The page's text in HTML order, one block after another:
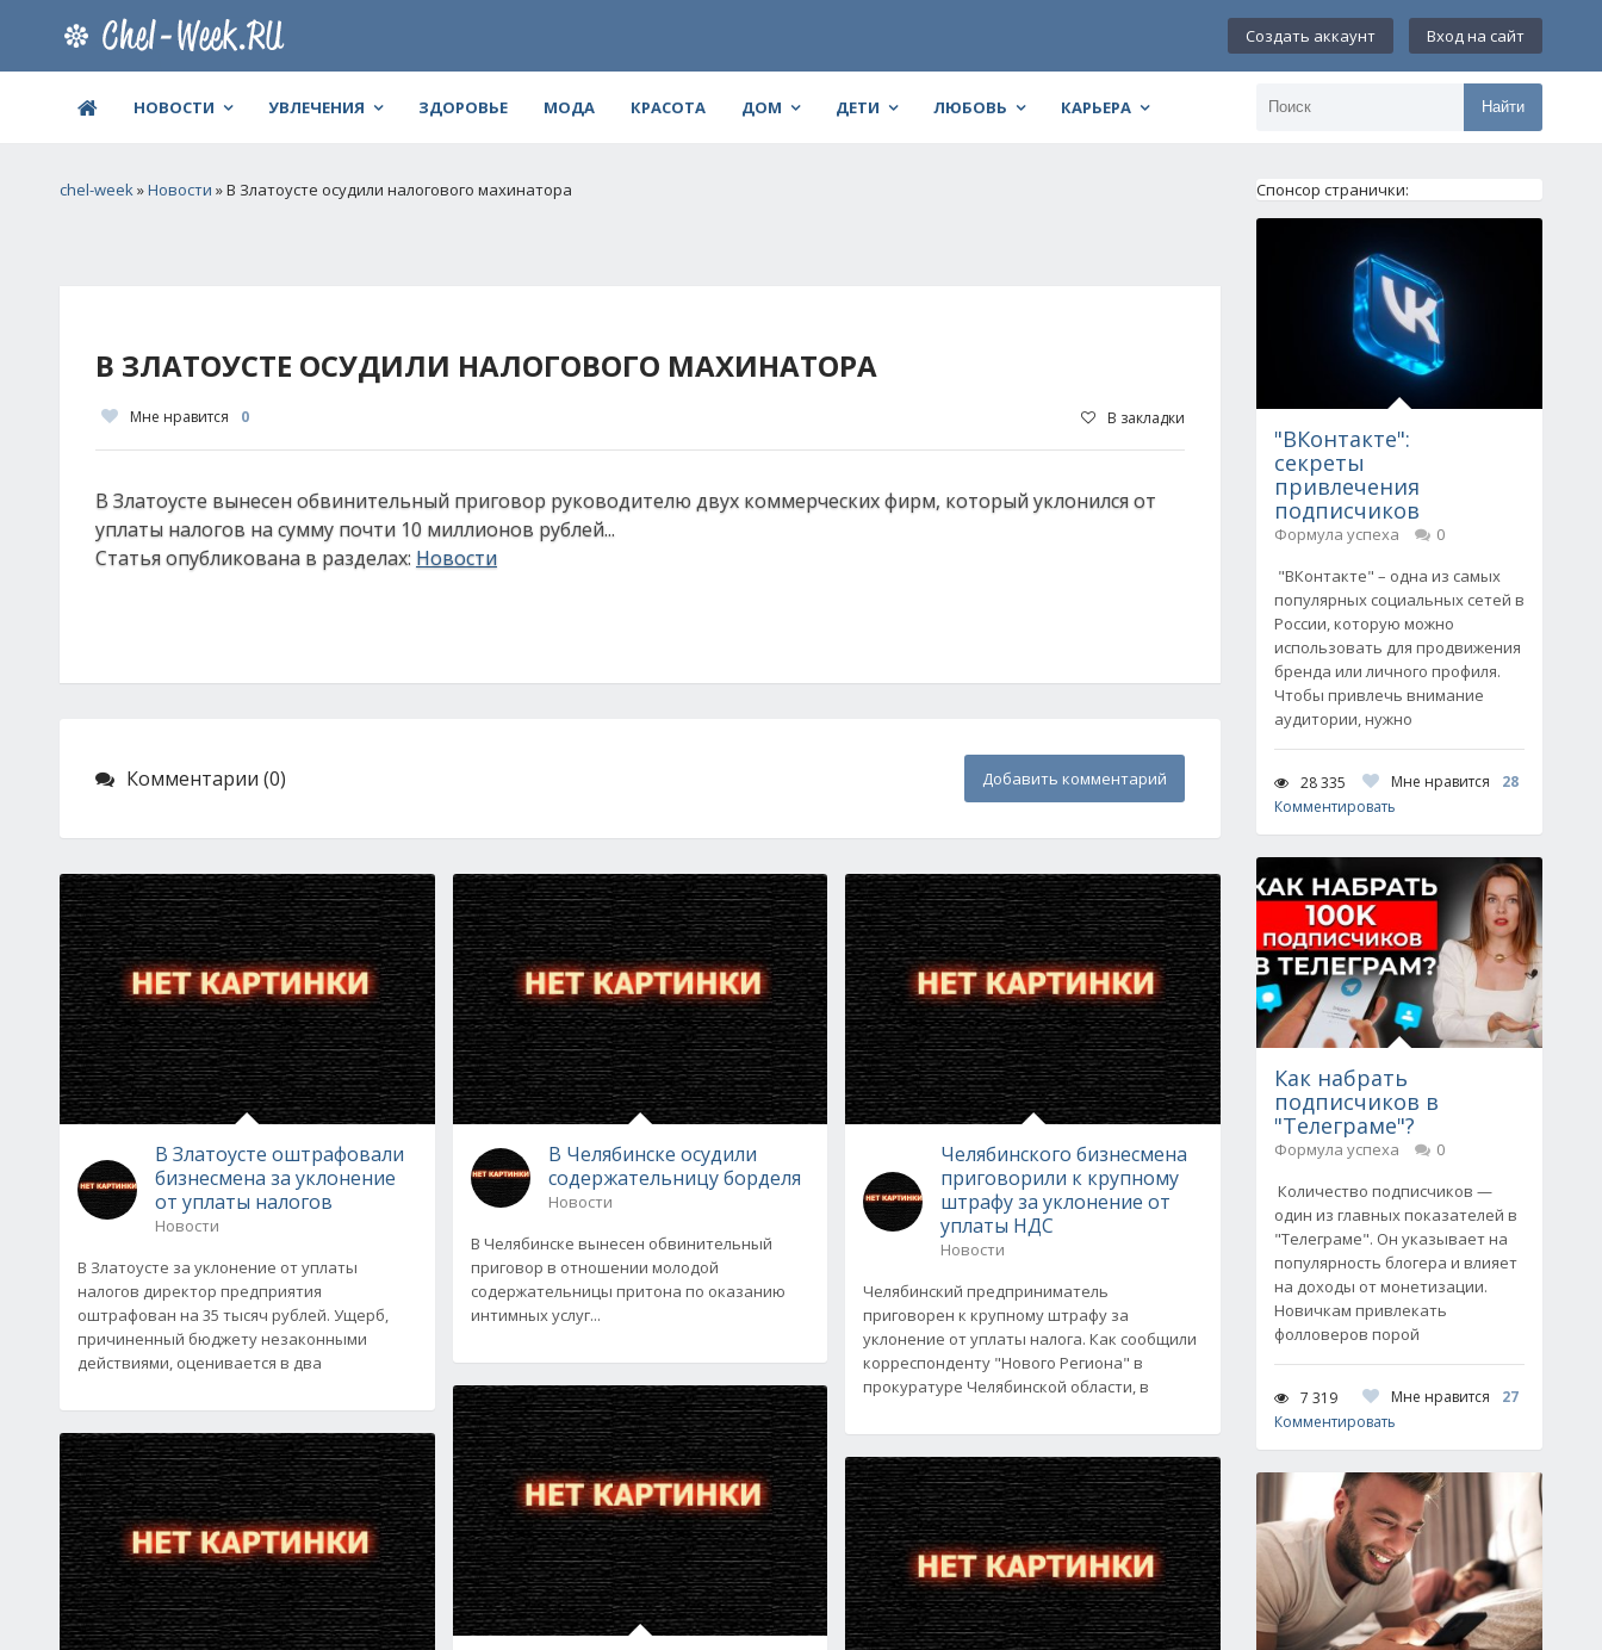
Создать аккаунт Вход на сайт
НОВОСТИ УВЛЕЧЕНИЯ ЗДОРОВЬЕ МОДА КРАСОТА ДОМ ДЕТИ ЛЮБОВЬ КАРЬЕРА Найти
chel-week»Новости » В Златоусте осудили налогового махинатора
В ЗЛАТОУСТЕ ОСУДИЛИ НАЛОГОВОГО МАХИНАТОРА
Мне нравится 0 В закладки
В Златоусте вынесен обвинительный приговор руководителю двух коммерческих фирм, который уклонился от
уплаты налогов на сумму почти 10 миллионов рублей...
Статья опубликована в разделах: Новости
Комментарии (0) Добавить комментарий
В Златоусте оштрафовали
бизнесмена за уклонение
от уплаты налогов
Новости
В Златоусте за уклонение от уплаты
налогов директор предприятия
оштрафован на 35 тысяч рублей. Ущерб,
причиненный бюджету незаконными
действиями, оценивается в два
В Челябинске осудили
содержательницу борделя
Новости
В Челябинске вынесен обвинительный
приговор в отношении молодой
содержательницы притона по оказанию
интимных услуг...
Челябинского бизнесмена
приговорили к крупному
штрафу за уклонение от
уплаты НДС
Новости
Челябинский предприниматель
приговорен к крупному штрафу за
уклонение от уплаты налога. Как сообщили
корреспонденту "Нового Региона" в
прокуратуре Челябинской области, в
Спонсор странички:
"ВКонтакте":
секреты
привлечения
подписчиков
Формула успеха
0
"ВКонтакте" – одна из самых
популярных социальных сетей в
России, которую можно
использовать для продвижения
бренда или личного профиля.
Чтобы привлечь внимание
аудитории, нужно
28 335 Мне нравится
28
Комментировать
Как набрать
подписчиков в
"Телеграме"?
Формула успеха
0
Количество подписчиков —
один из главных показателей в
"Телеграме". Он указывает на
популярность блогера и влияет
на доходы от монетизации.
Новичкам привлекать
фолловеров порой
7 319 Мне нравится
27
Комментировать